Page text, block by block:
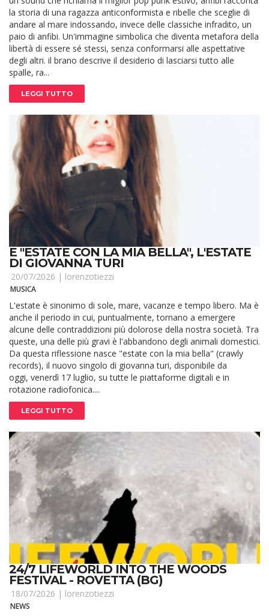
la storia di una ragazza anticonformista e ribelle che sceglie di
andare al mare indossando, invece delle classiche infradito, un
paio di anfibi. Un'immagine simbolica che diventa metafora della
libertà di essere sé stessi, senza conformarsi alle aspettative
degli altri. il brano descrive il desiderio di lasciarsi tutto alle
spalle, ra...
LEGGI TUTTO
E "ESTATE CON LA MIA BELLA", L'ESTATE
DI GIOVANNA TURI
20/07/2026 | lorenzotiezzi
MUSICA
L'estate è sinonimo di sole, mare, vacanze e tempo libero. Ma è
anche il periodo in cui, puntualmente, tornano a emergere
alcune delle contraddizioni più dolorose della nostra società. Tra
queste, una delle più gravi è l'abbandono degli animali domestici.
Da questa riflessione nasce "estate con la mia bella" (crawly
records), il nuovo singolo di giovanna turi, disponibile da
oggi, venerdì 17 luglio, su tutte le piattaforme digitali e in
rotazione radiofonica....
LEGGI TUTTO
24/7 LIFEWORLD INTO THE WOODS
FESTIVAL - ROVETTA (BG)
18/07/2026 | lorenzotiezzi
NEWS